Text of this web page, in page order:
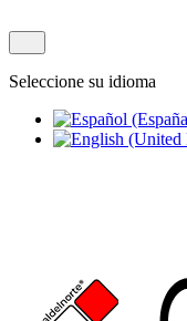
Seleccione su idioma